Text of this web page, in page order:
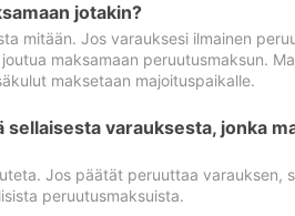
jotakin?
mitään. Jos varauksesi ilmainen
maksamaan peruutusmaksun.
maksetaan majoituspaikalle.
varauksesta, jonka
Jos päätät peruuttaa varauksen,
peruutusmaksuista.